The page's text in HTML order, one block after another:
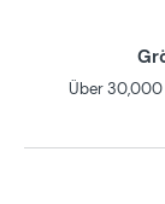
Über